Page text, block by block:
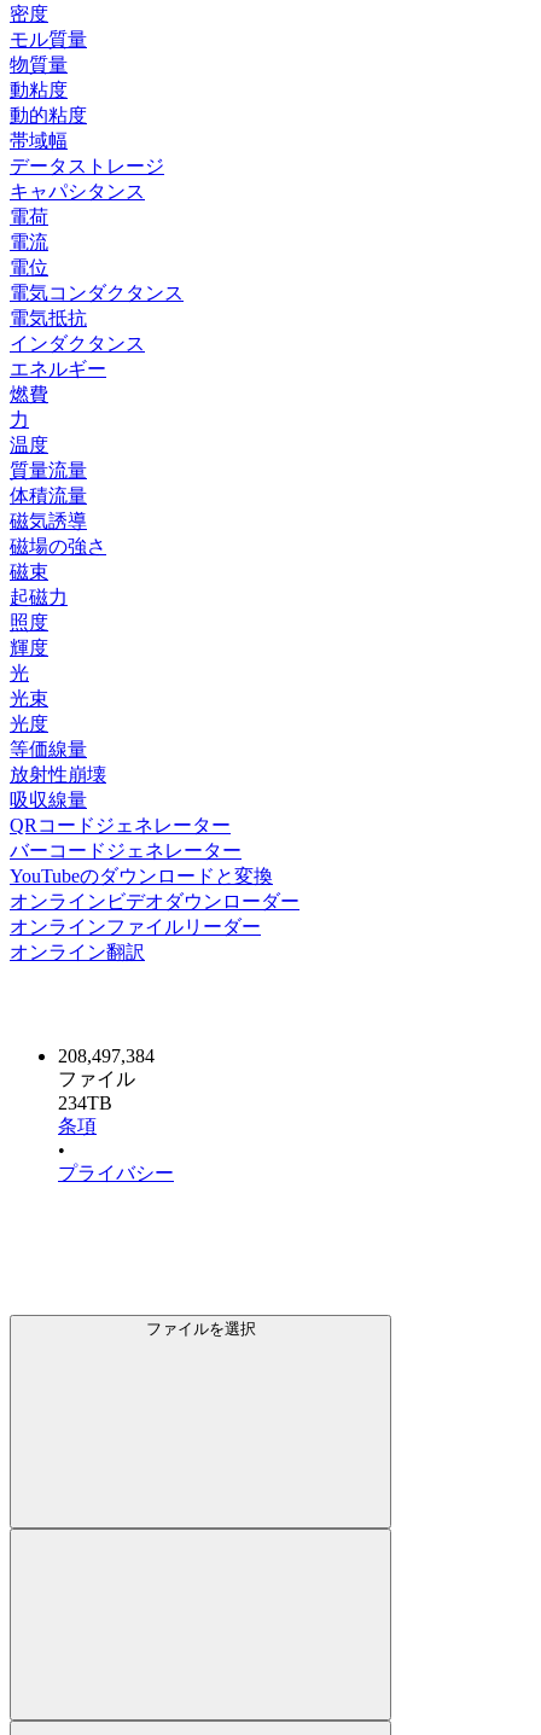
密度
モル質量
物質量
動粘度
動的粘度
帯域幅
データストレージ
キャパシタンス
電荷
電流
電位
電気コンダクタンス
電気抵抗
インダクタンス
エネルギー
燃費
力
温度
質量流量
体積流量
磁気誘導
磁場の強さ
磁束
起磁力
照度
輝度
光
光束
光度
等価線量
放射性崩壊
吸収線量
QRコードジェネレーター
バーコードジェネレーター
YouTubeのダウンロードと変換
オンラインビデオダウンローダー
オンラインファイルリーダー
オンライン翻訳
208,497,384
ファイル
234TB
条項
•
プライバシー
ファイルを選択